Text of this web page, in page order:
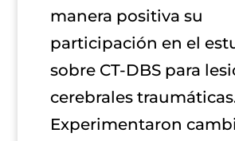
manera positiva su
participación en el
sobre CT-DBS para
cerebrales
Experimentaron